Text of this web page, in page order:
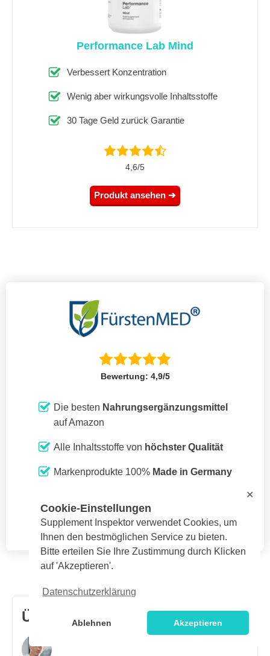
Cookie-Einstellungen
Supplement Inspektor verwendet Cookies, um
Ihnen den bestmöglichen Service zu bieten.
Bitte erteilen Sie Ihre Zustimmung durch Klicken
auf 'Akzeptieren'.
Datenschutzerklärung
Ablehnen Akzeptieren
✕
Performance Lab Mind
Verbessert Konzentration
Wenig aber wirkungsvolle Inhaltsstoffe
30 Tage Geld zurück Garantie
4,6/5
Produkt ansehen ➔
Bewertung: 4,9/5
Die besten Nahrungsergänzungsmittel
auf Amazon
Alle Inhaltsstoffe von höchster Qualität
Markenprodukte 100% Made in Germany
Shop besuchen ➔
Über Kristian Brandt